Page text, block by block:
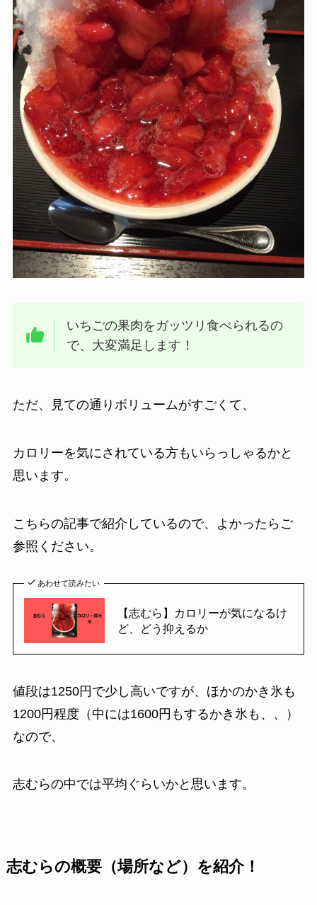
いちごの果肉をガッツリ食べられるの
で、大変満足します！
ただ、見ての通りボリュームがすごくて、
カロリーを気にされている方もいらっしゃるかと
思います。
こちらの記事で紹介しているので、よかったらご
参照ください。
あわせて読みたい
【志むら】カロリーが気になるけ
ど、どう抑えるか
値段は1250円で少し高いですが、ほかのかき氷も
1200円程度（中には1600円もするかき氷も、、）
なので、
志むらの中では平均ぐらいかと思います。
志むらの概要（場所など）を紹介！